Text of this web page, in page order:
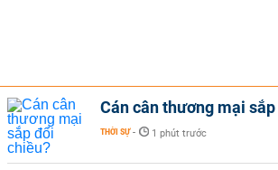
Cán cân thương mại
THỜI SỰ - 1 phút trước